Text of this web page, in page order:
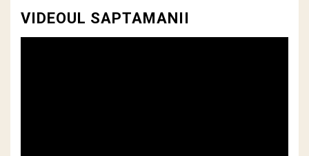
VIDEOUL SAPTAMANII